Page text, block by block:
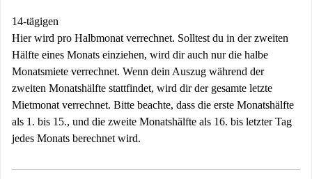
14-tägigen
Hier wird pro Halbmonat verrechnet. Solltest du in der zweiten
Hälfte eines Monats einziehen, wird dir auch nur die halbe
Monatsmiete verrechnet. Wenn dein Auszug während der
zweiten Monatshälfte stattfindet, wird dir der gesamte letzte
Mietmonat verrechnet. Bitte beachte, dass die erste Monatshälfte
als 1. bis 15., und die zweite Monatshälfte als 16. bis letzter Tag
jedes Monats berechnet wird.